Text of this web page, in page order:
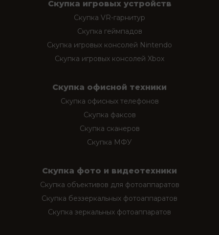
Скупка игровых устройств
Скупка VR-гарнитур
Скупка геймпадов
Скупка игровых консолей Nintendo
Скупка игровых консолей Xbox
Скупка офисной техники
Скупка офисных телефонов
Скупка факсов
Скупка сканеров
Скупка МФУ
Скупка фото и видеотехники
Скупка объективов для фотоаппаратов
Скупка беззеркальных фотоаппаратов
Скупка зеркальных фотоаппаратов